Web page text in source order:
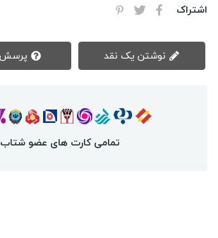
اشتراک
تمامی کارت های عضو شتاب